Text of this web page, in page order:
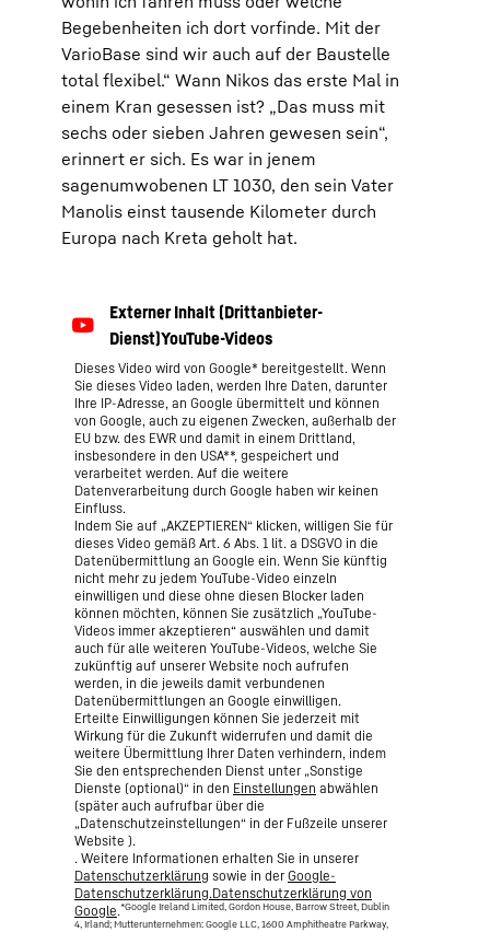
Begebenheiten ich dort vorfinde. Mit der
VarioBase sind wir auch auf der Baustelle
total flexibel.“ Wann Nikos das erste Mal in
einem Kran gesessen ist? „Das muss mit
sechs oder sieben Jahren gewesen sein“,
erinnert er sich. Es war in jenem
sagenumwobenen LT 1030, den sein Vater
Manolis einst tausende Kilometer durch
Europa nach Kreta geholt hat.
Dieses Video wird von Google* bereitgestellt. Wenn
Sie dieses Video laden, werden Ihre Daten, darunter
Ihre IP-Adresse, an Google übermittelt und können
von Google, auch zu eigenen Zwecken, außerhalb der
EU bzw. des EWR und damit in einem Drittland,
insbesondere in den USA**, gespeichert und
verarbeitet werden. Auf die weitere
Datenverarbeitung durch Google haben wir keinen
Einfluss.
Indem Sie auf „AKZEPTIEREN“ klicken, willigen Sie für
dieses Video gemäß Art. 6 Abs. 1 lit. a DSGVO in die
Datenübermittlung an Google ein. Wenn Sie künftig
nicht mehr zu jedem YouTube-Video einzeln
einwilligen und diese ohne diesen Blocker laden
können möchten, können Sie zusätzlich „YouTube-
Videos immer akzeptieren“ auswählen und damit
auch für alle weiteren YouTube-Videos, welche Sie
zukünftig auf unserer Website noch aufrufen
werden, in die jeweils damit verbundenen
Datenübermittlungen an Google einwilligen.
Erteilte Einwilligungen können Sie jederzeit mit
Wirkung für die Zukunft widerrufen und damit die
weitere Übermittlung Ihrer Daten verhindern, indem
Sie den entsprechenden Dienst unter „Sonstige
Dienste (optional)“ in den Einstellungen abwählen
(später auch aufrufbar über die
„Datenschutzeinstellungen“ in der Fußzeile unserer
Website ).
. Weitere Informationen erhalten Sie in unserer
Datenschutzerklärung sowie in der Google-
Datenschutzerklärung.Datenschutzerklärung von
Google.*Google Ireland Limited, Gordon House, Barrow Street, Dublin
4, Irland; Mutterunternehmen: Google LLC, 1600 Amphitheatre Parkway,